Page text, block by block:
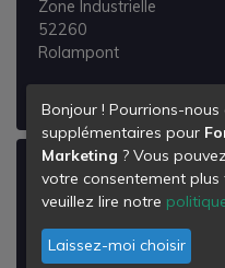
Zone Industrielle
52260
Rolampont
Déchetterie
Rue de la Vieille Perouse
52360
Neuilly-l'Évêque
Bonjour ! Pourrions-nous
supplémentaires pour
Marketing ? Vous
votre consentement plus
veuillez lire notre
Laissez-moi choisir